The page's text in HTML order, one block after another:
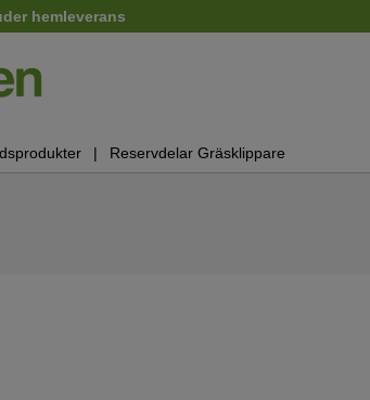
hemleverans
Reservdelar Gräsklippare